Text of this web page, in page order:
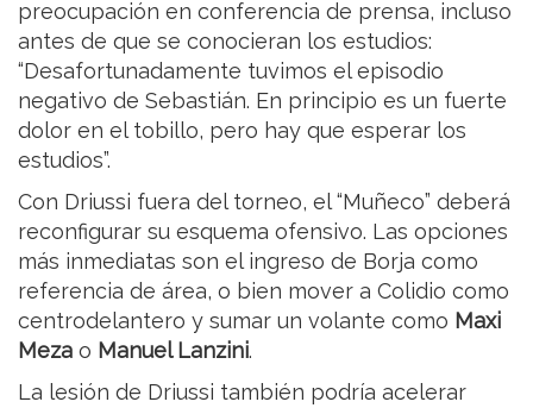
preocupación en conferencia de prensa, incluso
antes de que se conocieran los estudios:
“Desafortunadamente tuvimos el episodio
negativo de Sebastián. En principio es un fuerte
dolor en el tobillo, pero hay que esperar los
estudios”.
Con Driussi fuera del torneo, el “Muñeco” deberá
reconfigurar su esquema ofensivo. Las opciones
más inmediatas son el ingreso de Borja como
referencia de área, o bien mover a Colidio como
centrodelantero y sumar un volante como Maxi
Meza o Manuel Lanzini.
La lesión de Driussi también podría acelerar